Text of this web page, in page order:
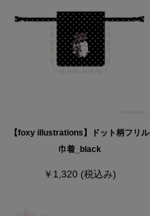
【foxy illustrations】ドット柄フリル
巾着_black
￥1,320 (税込み)